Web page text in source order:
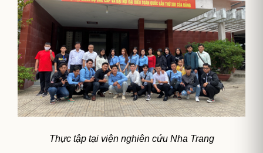
Thực tập tại viện nghiên cứu Nha Trang